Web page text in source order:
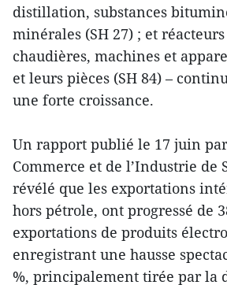
distillation, substances
minérales (SH 27) ; et
chaudières, machines et
et leurs pièces (SH 84) –
une forte croissance.
Un rapport publié le 17 juin
Commerce et de l’Industrie de
révélé que les exportations
hors pétrole, ont progressé de
exportations de produits
enregistrant une hausse
%, principalement tirée par la